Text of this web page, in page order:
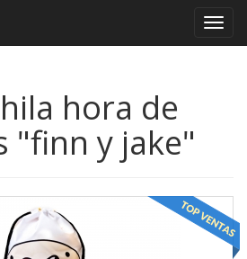
hora de
"finn y jake"